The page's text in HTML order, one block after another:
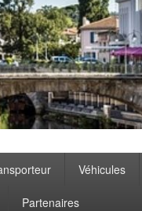
Occitanie
Véhicules
Partenaires